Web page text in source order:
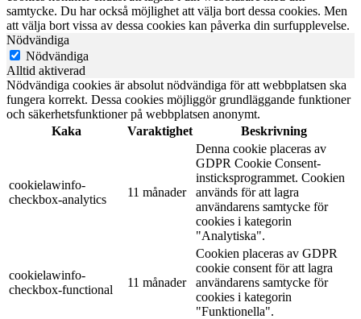
samtycke. Du har också möjlighet att välja bort dessa cookies. Men
att välja bort vissa av dessa cookies kan påverka din surfupplevelse.
Nödvändiga
Nödvändiga
Alltid aktiverad
Nödvändiga cookies är absolut nödvändiga för att webbplatsen ska
fungera korrekt. Dessa cookies möjliggör grundläggande funktioner
och säkerhetsfunktioner på webbplatsen anonymt.
Kaka
Varaktighet Beskrivning
cookielawinfo-
checkbox-analytics
11 månader
Denna cookie placeras av
GDPR Cookie Consent-
insticksprogrammet. Cookien
används för att lagra
användarens samtycke för
cookies i kategorin
"Analytiska".
cookielawinfo-
checkbox-functional
11 månader
Cookien placeras av GDPR
cookie consent för att lagra
användarens samtycke för
cookies i kategorin
"Funktionella".